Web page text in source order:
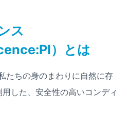
ス
）とは
たちの身のまわりに自然に存
した、安全性の高いコンディ